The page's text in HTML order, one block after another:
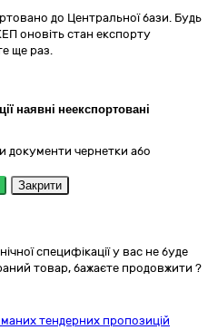
до Центральної бази. Будь
оновіть стан експорту
ще раз.
наявні неекспортовані
документи чернетки або
Закрити
специфікації у вас не буде
товар, бажаєте продовжити ?
тендерних пропозицій